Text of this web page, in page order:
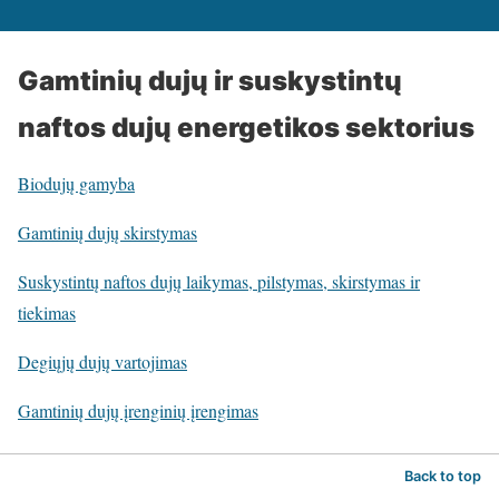
Gamtinių dujų ir suskystintų
naftos dujų energetikos sektorius
Biodujų gamyba
Gamtinių dujų skirstymas
Suskystintų naftos dujų laikymas, pilstymas, skirstymas ir
tiekimas
Degiųjų dujų vartojimas
Gamtinių dujų įrenginių įrengimas
Back to top